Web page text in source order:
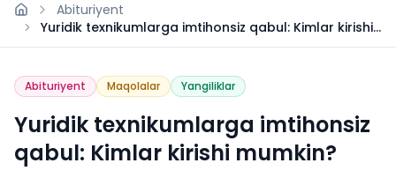
Abituriyent
Yuridik texnikumlarga imtihonsiz qabul: Kimlar kirishi
mumkin?
Abituriyent Maqolalar Yangiliklar
Yuridik texnikumlarga imtihonsiz
qabul: Kimlar kirishi mumkin?